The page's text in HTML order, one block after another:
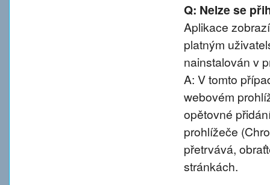
Q: Nelze se
Aplikace
platným
nainstalován v
A: V tomto
webovém
opětovné
prohlížeče
přetrvává,
stránkách.